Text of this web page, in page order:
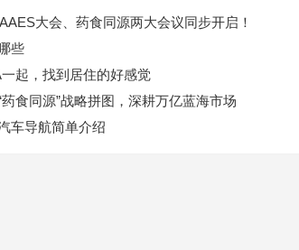
大会、药食同源两大会议同步开启！
些
起，找到居住的好感觉
食同源”战略拼图，深耕万亿蓝海市场
车导航简单介绍